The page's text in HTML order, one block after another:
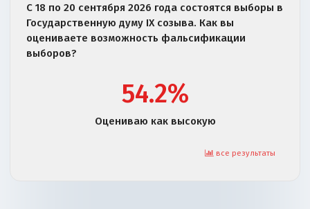
С 18 по 20 сентября 2026 года состоятся выборы в
Государственную думу IX созыва. Как вы
оцениваете возможность фальсификации
выборов?
54.2%
Оцениваю как высокую
все результаты